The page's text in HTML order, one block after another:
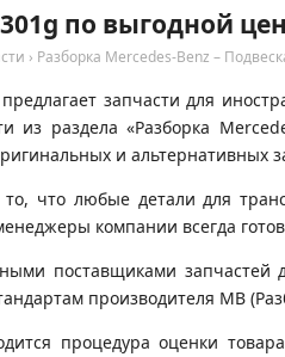
по выгодной
› Разборка Mercedes-Benz –
запчасти для
из раздела «Разборка
и альтернативных
что любые детали для
компании всегда
поставщиками запчастей
производителя MB
процедура оценки